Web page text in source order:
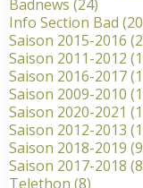
Badnews (24)
Info Section Bad
Saison 2015-2016
Saison 2011-2012
Saison 2016-2017
Saison 2009-2010
Saison 2020-2021
Saison 2012-2013
Saison 2018-2019
Saison 2017-2018
Telethon (8)